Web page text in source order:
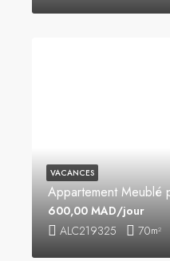
Appartement Meublé
ALC219325 70m²
600,00 MAD/jour
VACANCES